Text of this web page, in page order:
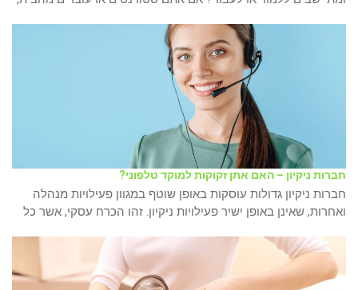
חברות ניקיון – האם אתן זקוקות למוקד טלפוני?
חברות ניקיון גדולות עוסקות באופן שוטף במגוון פעילויות מנהלה
ואחרות, שאינן באופן ישיר פעילויות ניקיון. זהו הכרח עסקי, אשר כל